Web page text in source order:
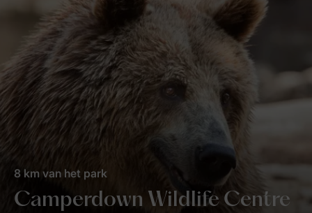
Camperdown Wildlife Centre
8 km van het park